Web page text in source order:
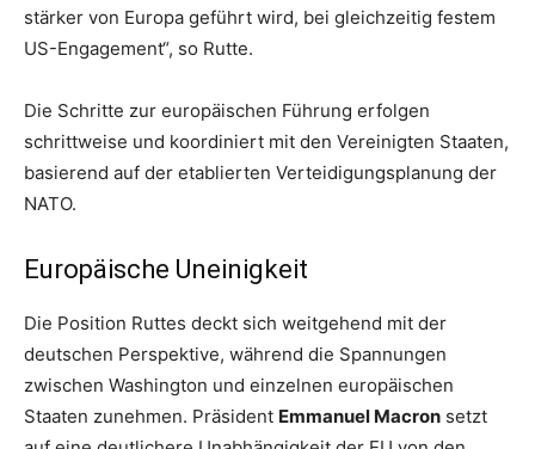
stärker von Europa geführt wird, bei gleichzeitig festem
US-Engagement“, so Rutte.
Die Schritte zur europäischen Führung erfolgen
schrittweise und koordiniert mit den Vereinigten Staaten,
basierend auf der etablierten Verteidigungsplanung der
NATO.
Europäische Uneinigkeit
Die Position Ruttes deckt sich weitgehend mit der
deutschen Perspektive, während die Spannungen
zwischen Washington und einzelnen europäischen
Staaten zunehmen. Präsident Emmanuel Macron setzt